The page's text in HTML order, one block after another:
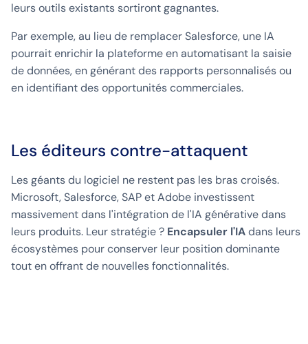
leurs outils existants sortiront gagnantes.
Par exemple, au lieu de remplacer Salesforce, une IA
pourrait enrichir la plateforme en automatisant la saisie
de données, en générant des rapports personnalisés ou
en identifiant des opportunités commerciales.
Les éditeurs contre-attaquent
Les géants du logiciel ne restent pas les bras croisés.
Microsoft, Salesforce, SAP et Adobe investissent
massivement dans l'intégration de l'IA générative dans
leurs produits. Leur stratégie ? Encapsuler l'IAdans leurs
écosystèmes pour conserver leur position dominante
tout en offrant de nouvelles fonctionnalités.